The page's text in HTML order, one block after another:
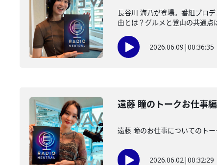
長谷川 海乃が登場。番組プロ
由とは？グルメと登山の共通点
2026.06.09 |00:36:35
遠藤 瞳のトークお仕事
遠藤 瞳のお仕事についてのト
2026.06.02|00:32:29